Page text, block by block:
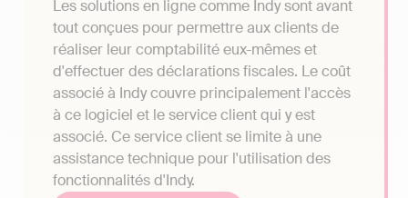
Les solutions en ligne comme Indy sont avant
tout conçues pour permettre aux clients de
réaliser leur comptabilité eux-mêmes et
d'effectuer des déclarations fiscales. Le coût
associé à Indy couvre principalement l'accès
à ce logiciel et le service client qui y est
associé. Ce service client se limite à une
assistance technique pour l'utilisation des
fonctionnalités d'Indy.